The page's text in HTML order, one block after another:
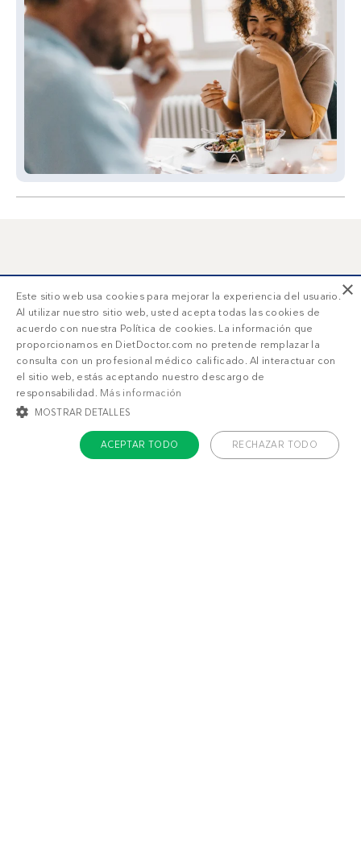
También puede gustarte
Muffins de huevo
keto
Huevos revueltos
con verduras
×
Este sitio web usa cookies para mejorar la experiencia del usuario.
Al utilizar nuestro sitio web, usted acepta todas las cookies de
acuerdo con nuestra Política de cookies. La información que
proporcionamos en DietDoctor.com no pretende remplazar la
consulta con un profesional médico calificado. Al interactuar con
el sitio web, estás aceptando nuestro descargo de
responsabilidad. Más información
MOSTRAR DETALLES
ACEPTAR TODO RECHAZAR TODO